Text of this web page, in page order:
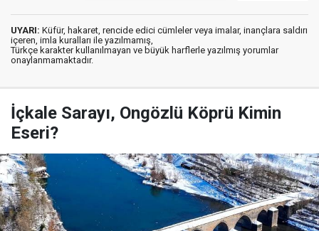
UYARI: Küfür, hakaret, rencide edici cümleler veya imalar, inançlara saldırı
içeren, imla kuralları ile yazılmamış,
Türkçe karakter kullanılmayan ve büyük harflerle yazılmış yorumlar
onaylanmamaktadır.
İçkale Sarayı, Ongözlü Köprü Kimin
Eseri?